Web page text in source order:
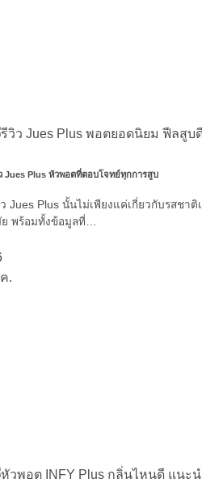
Jues Plus หัวพอตที่ตอบโจทย์ทุกการสูบ
Jues Plus นั้นไม่เพียงแค่เกี่ยวกับรสชา
พร้อมทั้งข้อมูลที่…
.